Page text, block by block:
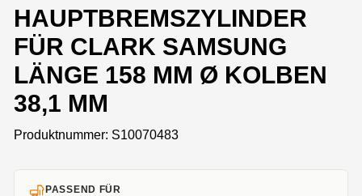
HAUPTBREMSZYLINDER
FÜR CLARK SAMSUNG
LÄNGE 158 MM Ø KOLBEN
38,1 MM
Produktnummer: S10070483
PASSEND FÜR